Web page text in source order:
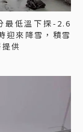
最低溫下探-2.6
迎來降雪，積雪
供